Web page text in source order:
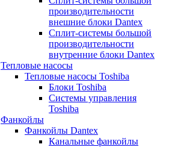
производительности
внешние блоки Dantex
Сплит-системы большой
производительности
внутренние блоки Dantex
Тепловые насосы
Тепловые насосы Toshiba
Блоки Toshiba
Системы управления
Toshiba
Фанкойлы
Фанкойлы Dantex
Канальные фанкойлы